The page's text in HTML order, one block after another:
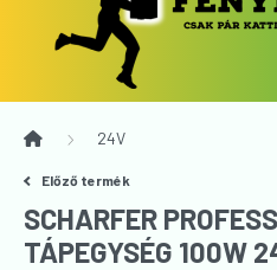
24V
Előző termék
SCHARFER
TÁPEGYSÉG 100W